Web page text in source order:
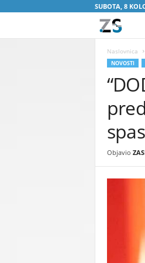
SUBOTA, 8
A
S
E
B
R
I
Naslovnica
NOVOSTI
Objavio